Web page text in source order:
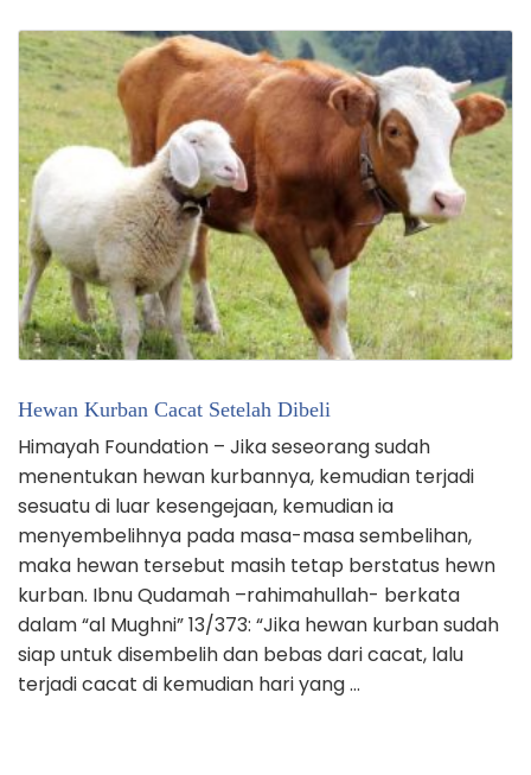
Hewan Kurban Cacat Setelah Dibeli
Himayah Foundation – Jika seseorang sudah
menentukan hewan kurbannya, kemudian terjadi
sesuatu di luar kesengejaan, kemudian ia
menyembelihnya pada masa-masa sembelihan,
maka hewan tersebut masih tetap berstatus hewn
kurban. Ibnu Qudamah –rahimahullah- berkata
dalam “al Mughni” 13/373: “Jika hewan kurban sudah
siap untuk disembelih dan bebas dari cacat, lalu
terjadi cacat di kemudian hari yang …